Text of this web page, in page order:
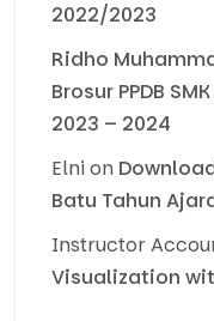
2022/2023
Ridho
Brosur PPDB
2023 – 2024
Elnion
Batu Tahun
Instructor
Visualization